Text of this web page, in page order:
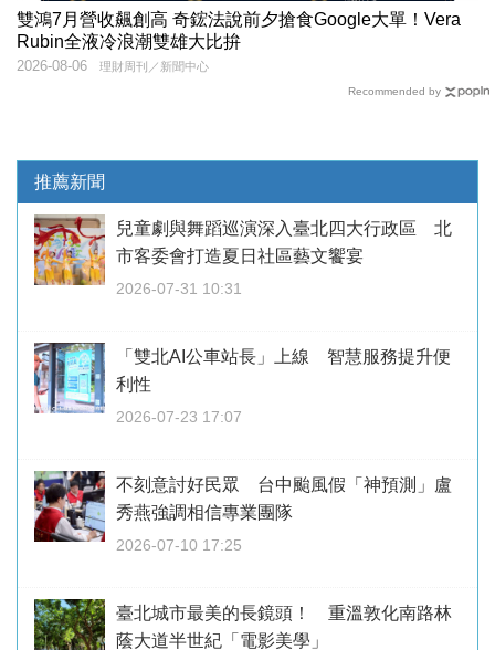
雙鴻7月營收飆創高 奇鋐法說前夕搶食Google大單！Vera
Rubin全液冷浪潮雙雄大比拚
理財周刊／新聞中心
2026-08-06
Recommended by
推薦新聞
兒童劇與舞蹈巡演深入臺北四大行政區 北
市客委會打造夏日社區藝文饗宴
2026-07-31 10:31
「雙北AI公車站長」上線 智慧服務提升便
利性
2026-07-23 17:07
不刻意討好民眾 台中颱風假「神預測」盧
秀燕強調相信專業團隊
2026-07-10 17:25
臺北城市最美的長鏡頭！ 重溫敦化南路林
蔭大道半世紀「電影美學」